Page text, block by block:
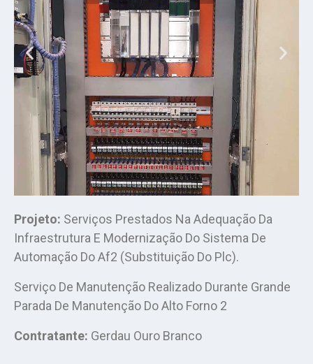
Projeto: Serviços Prestados Na Adequação Da
Infraestrutura E Modernização Do Sistema De
Automação Do Af2 (Substituição Do Plc).
Serviço De Manutenção Realizado Durante Grande
Parada De Manutenção Do Alto Forno 2
Contratante: Gerdau Ouro Branco